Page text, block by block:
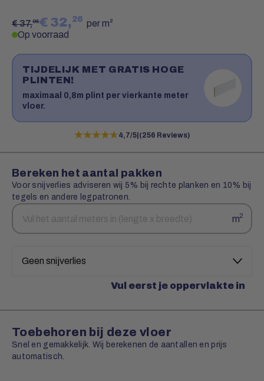
€ 37,95€ 32, 26 per m²
Op voorraad
TIJDELIJK MET GRATIS HOGE
PLINTEN!
maximaal 0,8m plint per vierkante meter
vloer.
★★★★★
★★★★★ 4,7/5 (256 Reviews)
Bereken het aantal pakken
Voor snijverlies adviseren wij 5% bij rechte planken en 10% bij
tegels en andere legpatronen.
Aantal
vierkante
m2
Snijverlies
Vul eerst je oppervlakte in
Toebehoren bij deze vloer
Snel en gemakkelijk. Wij berekenen de aantallen en prijs
automatisch.